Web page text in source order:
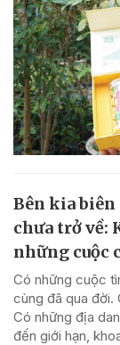
Bên kia
chưa trở về:
những cuộc
Có những cuộc
cùng đã qua đời.
Có những địa
đến giới hạn,